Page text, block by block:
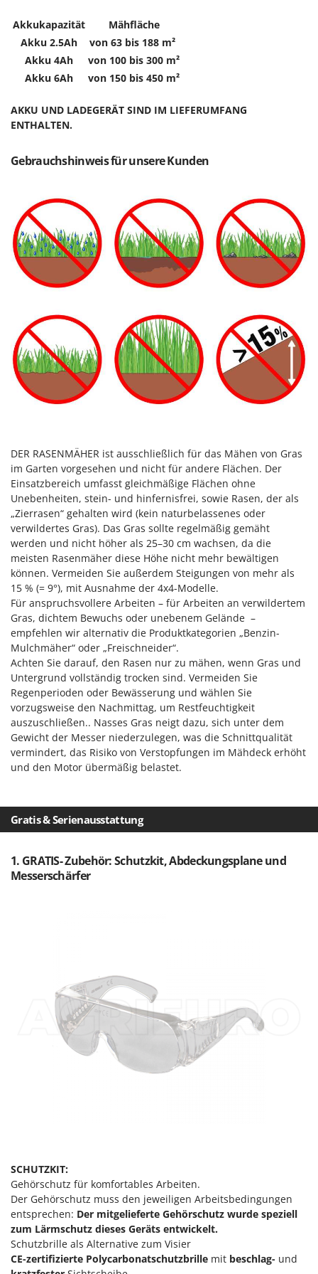
Akku 2.5Ah
von 63 bis 188 m²
Akku 4Ah
von 100 bis 300 m²
Akku 6Ah
von 150 bis 450 m²
Akkukapazität Mähfläche
AKKU UND LADEGERÄT SIND IM LIEFERUMFANG
ENTHALTEN.
Gebrauchshinweis für unsere Kunden
DER RASENMÄHER ist ausschließlich für das Mähen von Gras
im Garten vorgesehen und nicht für andere Flächen. Der
Einsatzbereich umfasst gleichmäßige Flächen ohne
Unebenheiten, stein- und hinfernisfrei, sowie Rasen, der als
„Zierrasen“ gehalten wird (kein naturbelassenes oder
verwildertes Gras). Das Gras sollte regelmäßig gemäht
werden und nicht höher als 25–30 cm wachsen, da die
meisten Rasenmäher diese Höhe nicht mehr bewältigen
können. Vermeiden Sie außerdem Steigungen von mehr als
15 % (= 9°), mit Ausnahme der 4x4-Modelle.
Für anspruchsvollere Arbeiten – für Arbeiten an verwildertem
Gras, dichtem Bewuchs oder unebenem Gelände –
empfehlen wir alternativ die Produktkategorien „Benzin-
Mulchmäher“ oder „Freischneider“.
Achten Sie darauf, den Rasen nur zu mähen, wenn Gras und
Untergrund vollständig trocken sind. Vermeiden Sie
Regenperioden oder Bewässerung und wählen Sie
vorzugsweise den Nachmittag, um Restfeuchtigkeit
auszuschließen.. Nasses Gras neigt dazu, sich unter dem
Gewicht der Messer niederzulegen, was die Schnittqualität
vermindert, das Risiko von Verstopfungen im Mähdeck erhöht
und den Motor übermäßig belastet.
Gratis & Serienausstattung
1. GRATIS- Zubehör: Schutzkit, Abdeckungsplane und
Messerschärfer
SCHUTZKIT:
Gehörschutz für komfortables Arbeiten.
Der Gehörschutz muss den jeweiligen Arbeitsbedingungen
entsprechen: Der mitgelieferte Gehörschutz wurde speziell
zum Lärmschutz dieses Geräts entwickelt.
Schutzbrille als Alternative zum Visier
CE-zertifizierte Polycarbonatschutzbrille mit beschlag- und